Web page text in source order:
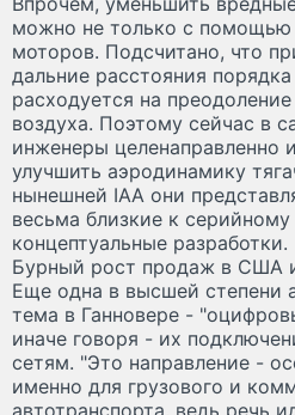
можно не только с помощью
моторов. Подсчитано, что
дальние расстояния
расходуется на
воздуха. Поэтому сейчас в
инженеры целенаправленно
улучшить аэродинамику
нынешней IAA они
весьма близкие к
концептуальные разработки.
Бурный рост продаж в США
Еще одна в высшей степени
тема в Ганновере -
иначе говоря - их
сетям. "Это направление -
именно для грузового и